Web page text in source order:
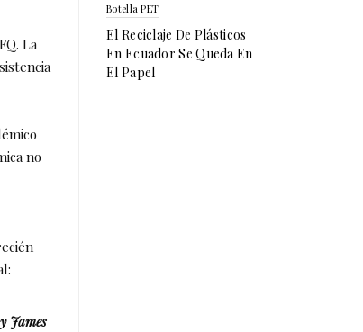
La
no
James
Botella PET
El Reciclaje De Plásticos
En Ecuador Se Queda En
El Papel